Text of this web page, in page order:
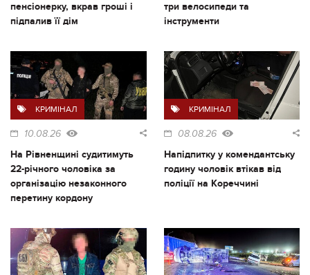
пенсіонерку, вкрав гроші і
підпалив її дім
три велосипеди та
інструменти
КРИМІНАЛ
10.08.26
На Рівненщині судитимуть
22-річного чоловіка за
організацію незаконного
перетину кордону
КРИМІНАЛ
08.08.26
Напідпитку у комендантську
годину чоловік втікав від
поліції на Кореччині